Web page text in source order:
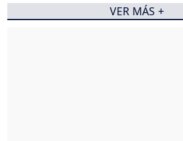
VER MÁS +